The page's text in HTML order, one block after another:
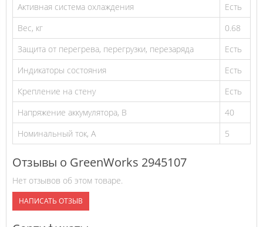
Активная система охлаждения
Есть
Вес, кг
0.68
Защита от перегрева, перегрузки, перезаряда
Есть
Индикаторы состояния
Есть
Крепление на стену
Есть
Напряжение аккумулятора, В
40
Номинальный ток, А
5
Отзывы о GreenWorks 2945107
Нет отзывов об этом товаре.
НАПИСАТЬ ОТЗЫВ